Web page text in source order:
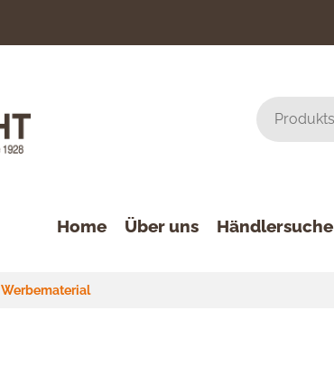
Home Über uns Händlersuche
Werbematerial